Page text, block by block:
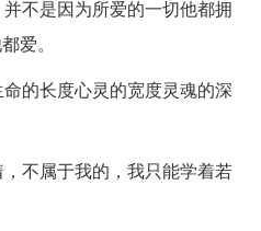
不是因为所爱的一切他都拥
爱。
的长度心灵的宽度灵魂的深
不属于我的，我只能学着若